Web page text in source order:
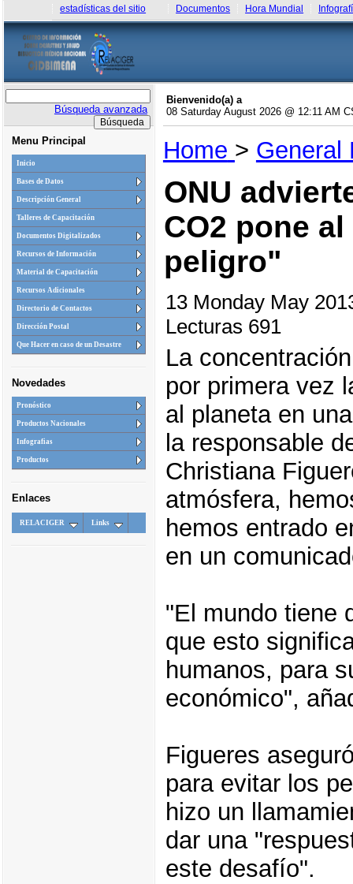
estadísticas del sitio Documentos Hora Mundial
Búsqueda avanzada
Menu Principal
Inicio
Bases de Datos
Descripción General
Talleres de Capacitación
Documentos Digitalizados
Recursos de Información
Material de Capacitación
Recursos Adicionales
Directorio de Contactos
Dirección Postal
Que Hacer en caso de un Desastre
Novedades
Pronóstico
Productos Nacionales
Infografias
Productos
Enlaces
RELACIGER Links
Bienvenido(a) a
08 Saturday August 2026 @ 12:11 AM
Home > General
ONU
CO2 pone
peligro"
13 Monday May
Lecturas 691
La
por primera vez
al planeta en
la responsable
Christiana
atmósfera,
hemos entrado
en un
"El mundo tiene
que esto
humanos, para
económico",
Figueres
para evitar los
hizo un
dar una
este desafío".